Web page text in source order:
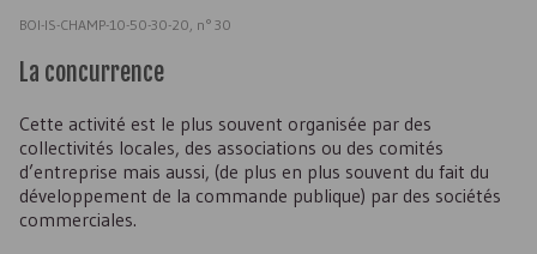
BOI-IS-CHAMP-10-50-30-20, n° 30
La concurrence
Cette activité est le plus souvent organisée par des
collectivités locales, des associations ou des comités
d’entreprise mais aussi, (de plus en plus souvent du fait du
développement de la commande publique) par des sociétés
commerciales.